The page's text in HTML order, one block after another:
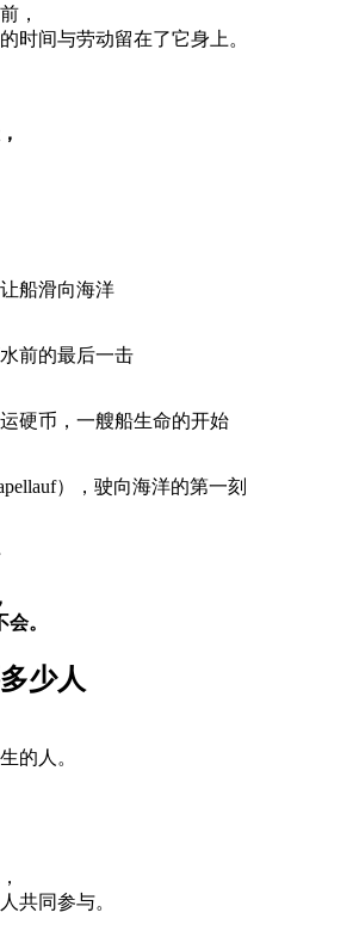
，
时间与劳动留在了它身上。
船滑向海洋
前的最后一击
硬币，一艘船生命的开始
），驶向海洋的第一刻
。
少人
的人。
共同参与。